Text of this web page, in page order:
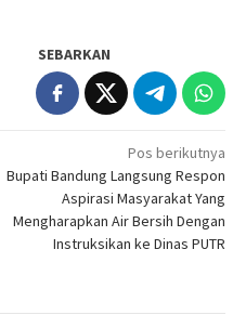
SEBARKAN
Pos berikutnya
Bupati Bandung Langsung Respon
Aspirasi Masyarakat Yang
Mengharapkan Air Bersih Dengan
Instruksikan ke Dinas PUTR